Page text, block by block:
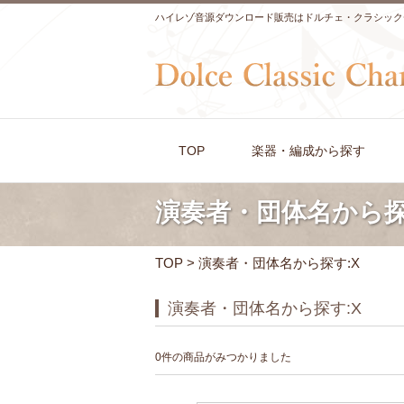
ハイレゾ音源ダウンロード販売はドルチェ・クラシッ
TOP 楽器・編成から探す
演奏者・団体名から
TOP > 演奏者・団体名から探す:X
演奏者・団体名から探す:X
0件の商品がみつかりました